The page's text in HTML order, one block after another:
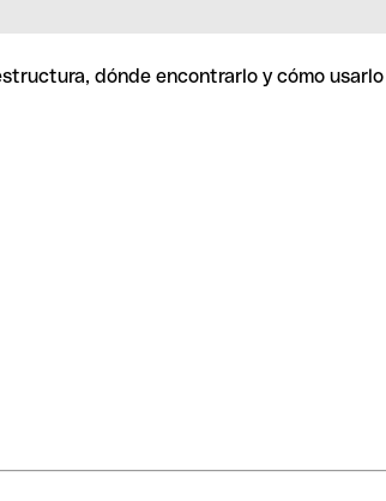
dónde encontrarlo y cómo